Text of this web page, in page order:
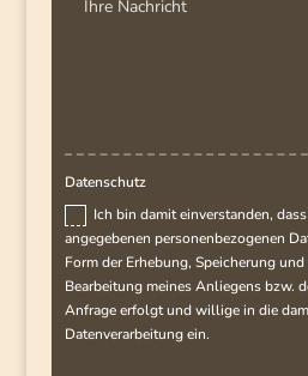
Datenschutz
Ich bin damit einverstanden,
angegebenen personenbezogenen
Form der Erhebung, Speicherung
Bearbeitung meines Anliegens bzw.
Anfrage erfolgt und willige in die
Datenverarbeitung ein.